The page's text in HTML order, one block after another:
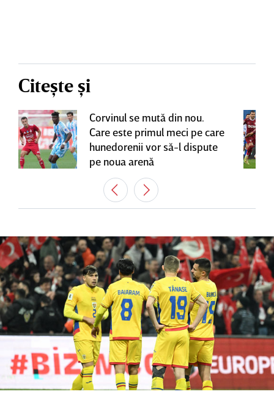
Citește și
Corvinul se mută din nou.
Care este primul meci pe care
hunedorenii vor să-l dispute
pe noua arenă